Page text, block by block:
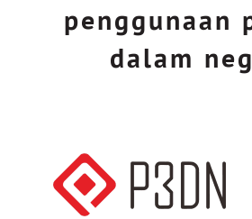
penggunaan
dalam